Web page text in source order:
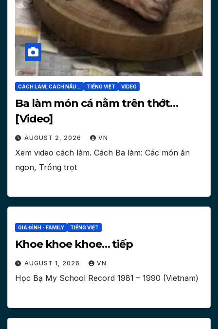
CÁCH LÀM, CÁCH NẤU... TIẾNG VIỆT VIDEO
Ba làm món cá nằm trên thớt…
[Video]
AUGUST 2, 2026 VN
Xem video cách làm. Cách Ba làm: Các món ăn
ngon, Trồng trọt
GIA ĐÌNH - FAMILY TIẾNG VIỆT
Khoe khoe khoe… tiếp
AUGUST 1, 2026 VN
Học Bạ My School Record 1981 – 1990 (Vietnam)